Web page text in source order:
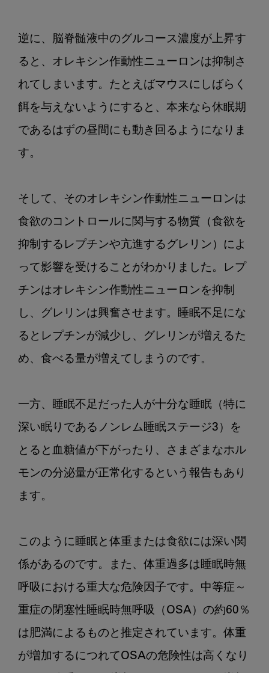
逆に、脳脊髄液中のグルコース濃度が上昇す
ると、オレキシン作動性ニューロンは抑制さ
れてしまいます。たとえばマウスにしばらく
餌を与えないようにすると、本来なら休眠期
であるはずの昼間にも動き回るようになりま
す。
そして、そのオレキシン作動性ニューロンは
食欲のコントロールに関与する物質（食欲を
抑制するレプチンや亢進するグレリン）によ
って影響を受けることがわかりました。レプ
チンはオレキシン作動性ニューロンを抑制
し、グレリンは興奮させます。睡眠不足にな
るとレプチンが減少し、グレリンが増えるた
め、食べる量が増えてしまうのです。
一方、睡眠不足だった人が十分な睡眠（特に
深い眠りであるノンレム睡眠ステージ3）を
とると血糖値が下がったり、さまざまなホル
モンの分泌量が正常化するという報告もあり
ます。
このように睡眠と体重または食欲には深い関
係があるのです。また、体重過多は睡眠時無
呼吸における重大な危険因子です。中等症～
重症の閉塞性睡眠時無呼吸（OSA）の約60％
は肥満によるものと推定されています。体重
が増加するにつれてOSAの危険性は高くなり